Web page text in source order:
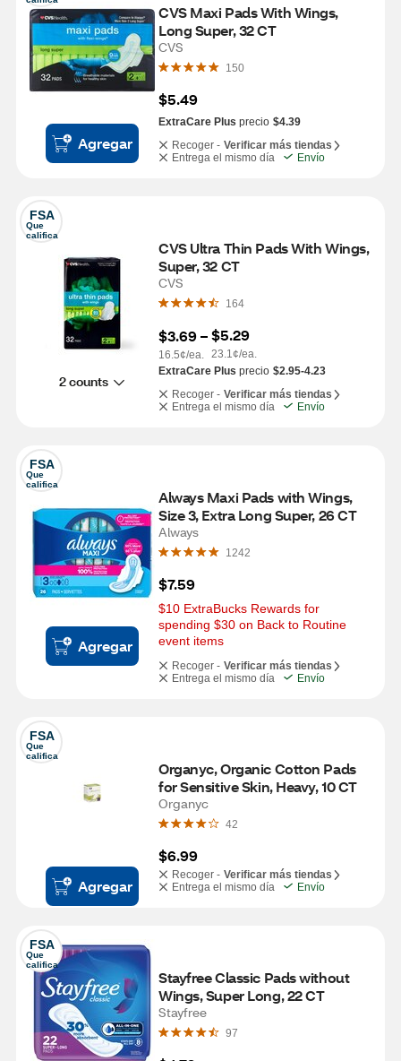
Agregar
CVS Maxi Pads With Wings,
Long Super, 32 CT
CVS
150
$5.49
ExtraCare Plus precio $4.39
Recoger - Verificar más tiendas
Entrega el mismo día
Envío
FSA
Que
califica
2 counts
CVS Ultra Thin Pads With Wings,
Super, 32 CT
CVS
164
$3.69 –
16.5¢/ea.
$5.29
23.1¢/ea.
ExtraCare Plus precio $2.95-4.23
Recoger - Verificar más tiendas
Entrega el mismo día
Envío
FSA
Que
califica
Agregar
Always Maxi Pads with Wings,
Size 3, Extra Long Super, 26 CT
Always
1242
$7.59
$10 ExtraBucks Rewards for
spending $30 on Back to Routine
event items
Recoger - Verificar más tiendas
Entrega el mismo día
Envío
FSA
Que
califica
Agregar
Organyc, Organic Cotton Pads
for Sensitive Skin, Heavy, 10 CT
Organyc
42
$6.99
Recoger - Verificar más tiendas
Entrega el mismo día
Envío
FSA
Que
califica
Stayfree Classic Pads without
Wings, Super Long, 22 CT
Stayfree
97